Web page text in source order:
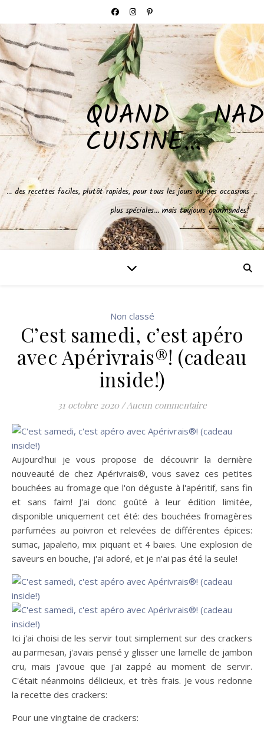
QUAND NAD
CUISINE…
… des recettes faciles, plutôt rapides, pour tous les jours ou des occasions
plus spéciales… mais toujours gourmandes!
Non classé
C’est samedi, c’est apéro
avec Apérivrais®! (cadeau
inside!)
31 octobre 2020 /Aucun commentaire
Aujourd'hui je vous propose de découvrir la dernière
nouveauté de chez Apérivrais®, vous savez ces petites
bouchées au fromage que l'on déguste à l'apéritif, sans fin
et sans faim! J'ai donc goûté à leur édition limitée,
disponible uniquement cet été: des bouchées fromagères
parfumées au poivron et relevées de différentes épices:
sumac, japaleño, mix piquant et 4 baies. Une explosion de
saveurs en bouche, j'ai adoré, et je n'ai pas été la seule!
Ici j'ai choisi de les servir tout simplement sur des crackers
au parmesan, j'avais pensé y glisser une lamelle de jambon
cru, mais j'avoue que j'ai zappé au moment de servir.
C'était néanmoins délicieux, et très frais. Je vous redonne
la recette des crackers:
Pour une vingtaine de crackers: